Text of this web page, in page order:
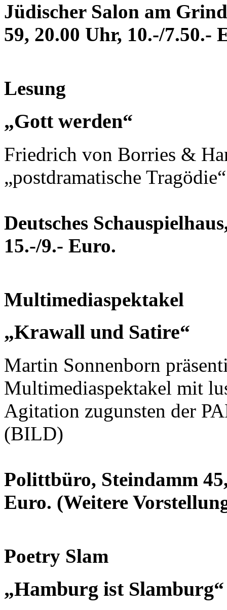
Jüdischer Salon am
59, 20.00 Uhr, 10.-/7.50.-
Lesung
„Gott werden“
Friedrich von Borries &
„postdramatische
Deutsches
15.-/9.- Euro.
Multimediaspektakel
„Krawall und Satire“
Martin Sonnenborn
Multimediaspektakel mit
Agitation zugunsten der
(BILD)
Polittbüro, Steindamm
Euro. (Weitere
Poetry Slam
„Hamburg ist Slamburg“